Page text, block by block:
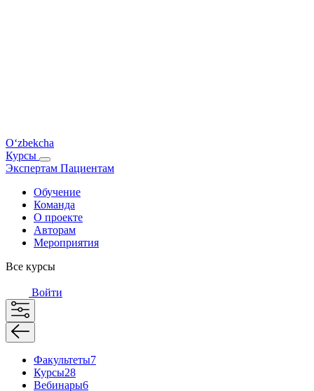
O‘zbekcha
Курсы
Экспертам Пациентам
Обучение
Команда
О проекте
Авторам
Мероприятия
Все курсы
Войти
Факультеты7
Курсы28
Вебинары6